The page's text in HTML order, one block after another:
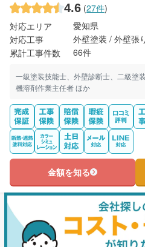
4.6 (27件)
対応エリア
愛知県
対応工事
外壁塗装 / 外壁張
累計工事件数
66件
一級塗装技能士、外壁診断士、二級塗
機溶剤作業主任者 ほか
金額を知る